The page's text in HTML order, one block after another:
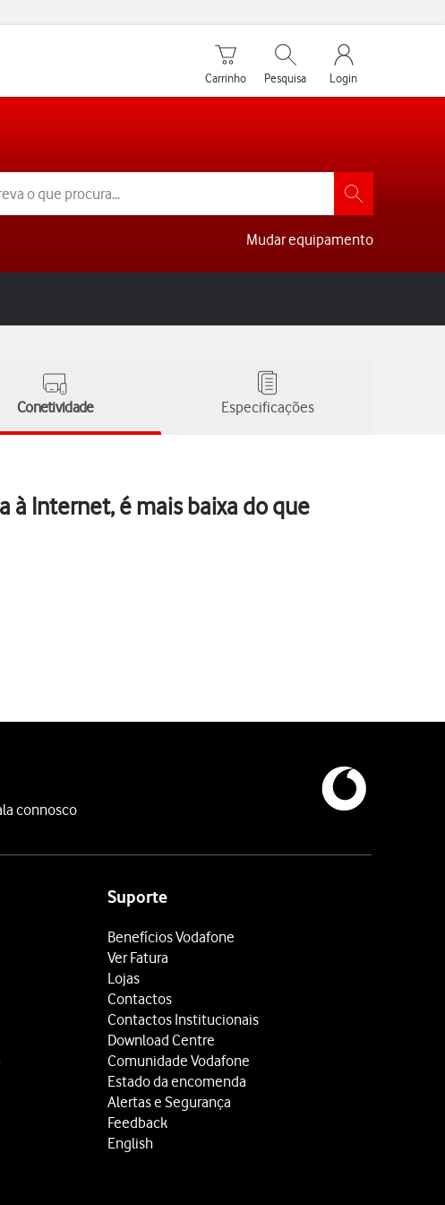
Carrinho de compras
Carrinho
Pesquisar
Pesquisa
My Vodafone
Login
Mudar equipamento
Conetividade Especificações
à Internet, é mais baixa do que
connosco
Suporte
Benefícios Vodafone
Ver Fatura
Lojas
Contactos
Contactos Institucionais
Download Centre
Comunidade Vodafone
Estado da encomenda
Alertas e Segurança
Feedback
English